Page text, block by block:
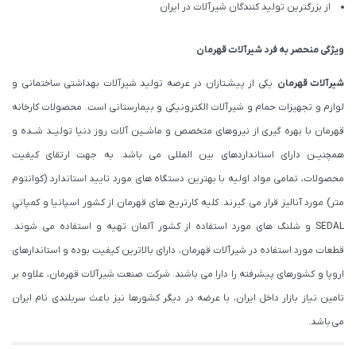
از بزرگترین تولید کنندگان شیرآلات در ایران
ویژگی منحصر به فرد شیرآلات قهرمان
شیرآلات قهرمان یکی از پیشـتازان در عرصه تولید شیرآلات بهداشتی ساختمانی و
لوازم و تجهیزات حمام و شیرآلات الکترونیکی و بیمارستانی است. محصولات کارخانه
قهرمان با بهره گیری از نیروهای متخصص و ماشــین آلات روز دنیا تولیــد شــده و
همچنیــن دارای استانداردهای بین المللی می باشد. به جهت ارتقای کیفیت
محصولات، تمامی مواد اولیه با بهترین دستگاه های مورد تایید استاندارد (كوانتوم
متر) مورد آنالیز قرار می گیرند. كليه كارتريج های قهرمان از كشور اسپانيا و كمپاني
SEDAL و شلنگ های مورد استفاده از کشور آلمان تهیه و استفاده می شوند.
قطعات مورد استفاده در شیرآلات قهرمان، دارای بالاترین کیفیت بوده و استاندارهای
اروپا و کشورهای پیشرفته را دارا می باشند. شرکت صنعت شیرآلات قهرمان، علاوه بر
تامین نیاز بازار داخل ایران، با عرضه در دیگر کشورها نیز باعث سربلندی نام ایران
می باشد.